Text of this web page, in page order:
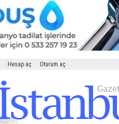
Hesap aç Oturum aç